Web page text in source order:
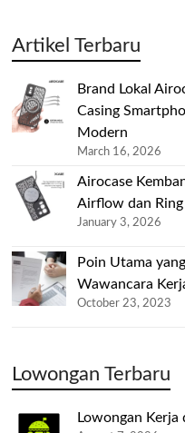
Artikel Terbaru
Brand Lokal
Casing
Modern
March 16, 2026
Airocase
Airflow dan
January 3, 2026
Poin Utama
Wawancara
October 23, 2023
Lowongan Terbaru
Lowongan Kerja